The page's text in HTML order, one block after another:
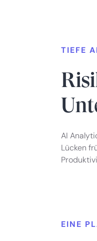
TIEFE
AI
Lücken
EINE